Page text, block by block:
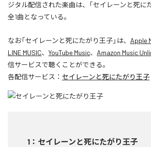
ジタル配信された楽曲は、「セイレーンと死に
全1曲となっている。
なお「セイレーンと死にたがり王子」は、 Apple
LINE MUSIC、 YouTube Music、 Amazon Music
信サービスで聴くことができる。
各配信サービス： セイレーンと死にたがり王子
1 ： セイレーンと死にたがり王子